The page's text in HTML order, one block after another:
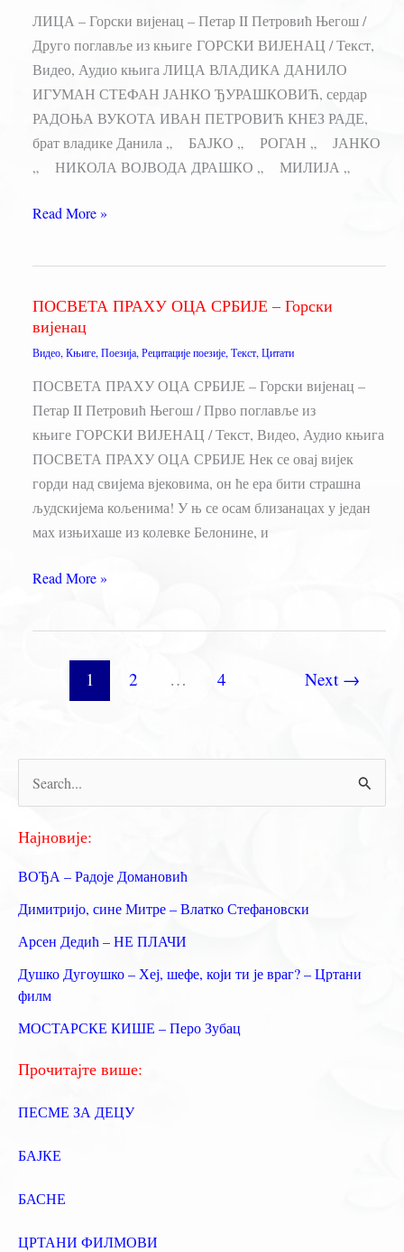
–
Горски
вијенац
ЛИЦА – Горски вијенац – Петар II Петровић Његош /
Друго поглавље из књиге ГОРСКИ ВИЈЕНАЦ / Текст,
Видео, Аудио књига ЛИЦА ВЛАДИКА ДАНИЛО
ИГУМАН СТЕФАН ЈАНКО ЂУРАШКОВИЋ, сердар
РАДОЊА ВУКОТА ИВАН ПЕТРОВИЋ КНЕЗ РАДЕ,
брат владике Данила „ БАЈКО „ РОГАН „ ЈАНКО
„ НИКОЛА ВОЈВОДА ДРАШКО „ МИЛИЈА „
ЛИЦА
Read More »
ПОСВЕТА ПРАХУ ОЦА СРБИЈЕ – Горски
вијенац
Видео, Књиге, Поезија, Рецитације поезије, Текст, Цитати
ПОСВЕТА ПРАХУ ОЦА СРБИЈЕ – Горски вијенац –
Петар II Петровић Његош / Прво поглавље из
књиге ГОРСКИ ВИЈЕНАЦ / Текст, Видео, Аудио књига
ПОСВЕТА ПРАХУ ОЦА СРБИЈЕ Нек се овај вијек
горди над свијема вјековима, он ће ера бити страшна
људскијема кољенима! У њ се осам близанацах у један
мах изњихаше из колевке Белонине, и
ПОСВЕТА
Горски
Read More »
1 2 … 4 Next →
е
р
а
г
а
з
а
:
Најновије:
ВОЂА – Радоје Домановић
Димитријо, сине Митре – Влатко Стефановски
Арсен Дедић – НЕ ПЛАЧИ
Душко Дугоушко – Хеј, шефе, који ти је враг? – Цртани
филм
МОСТАРСКЕ КИШЕ – Перо Зубац
Прочитајте више:
ПЕСМЕ ЗА ДЕЦУ
БАЈКЕ
БАСНЕ
ЦРТАНИ ФИЛМОВИ